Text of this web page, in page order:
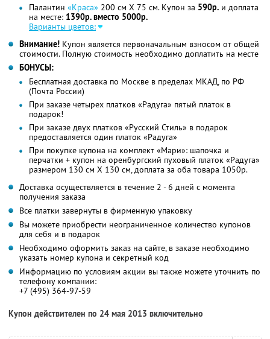
Палантин «Краса» 200 см Х 75 см. Купон за 590р. и доплата
на месте: 1390р. вместо 5000р.
Варианты цветов:
Внимание! Купон является первоначальным взносом от общей
стоимости. Полную стоимость необходимо доплатить на месте
БОНУСЫ:
Бесплатная доставка по Москве в пределах МКАД, по РФ
(Почта России)
При заказе четырех платков «Радуга» пятый платок в
подарок!
При заказе двух платков «Русский Стиль» в подарок
предоставляется один платок «Радуга»
При покупке купона на комплект «Мари»: шапочка и
перчатки + купон на оренбургский пуховый платок «Радуга»
размером 130 см Х 130 см, доплата за оба товара 1050р.
Доставка осуществляется в течение 2 - 6 дней с момента
получения заказа
Все платки завернуты в фирменную упаковку
Вы можете приобрести неограниченное количество купонов
для себя и в подарок
Необходимо оформить заказ на сайте, в заказе необходимо
указать номер купона и секретный код
Информацию по условиям акции вы также можете уточнить по
телефону компании:
+7 (495) 364-97-59
Купон действителен по 24 мая 2013 включительно